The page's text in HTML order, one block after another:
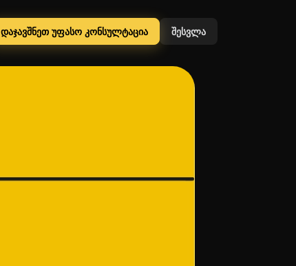
დაჯავშნეთ უფასო კონსულტაცია შესვლა